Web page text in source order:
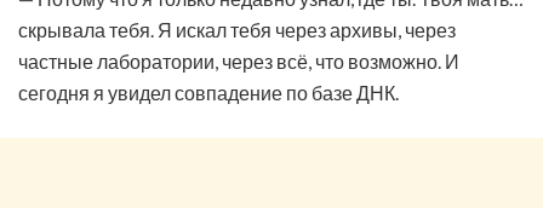
скрывала тебя. Я искал тебя через архивы, через
частные лаборатории, через всё, что возможно. И
сегодня я увидел совпадение по базе ДНК.